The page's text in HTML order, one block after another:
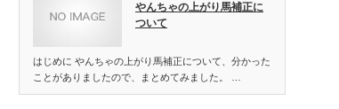
やんちゃの上がり馬補正に
ついて
はじめに やんちゃの上がり馬補正について、分かった
ことがありましたので、まとめてみました。 …